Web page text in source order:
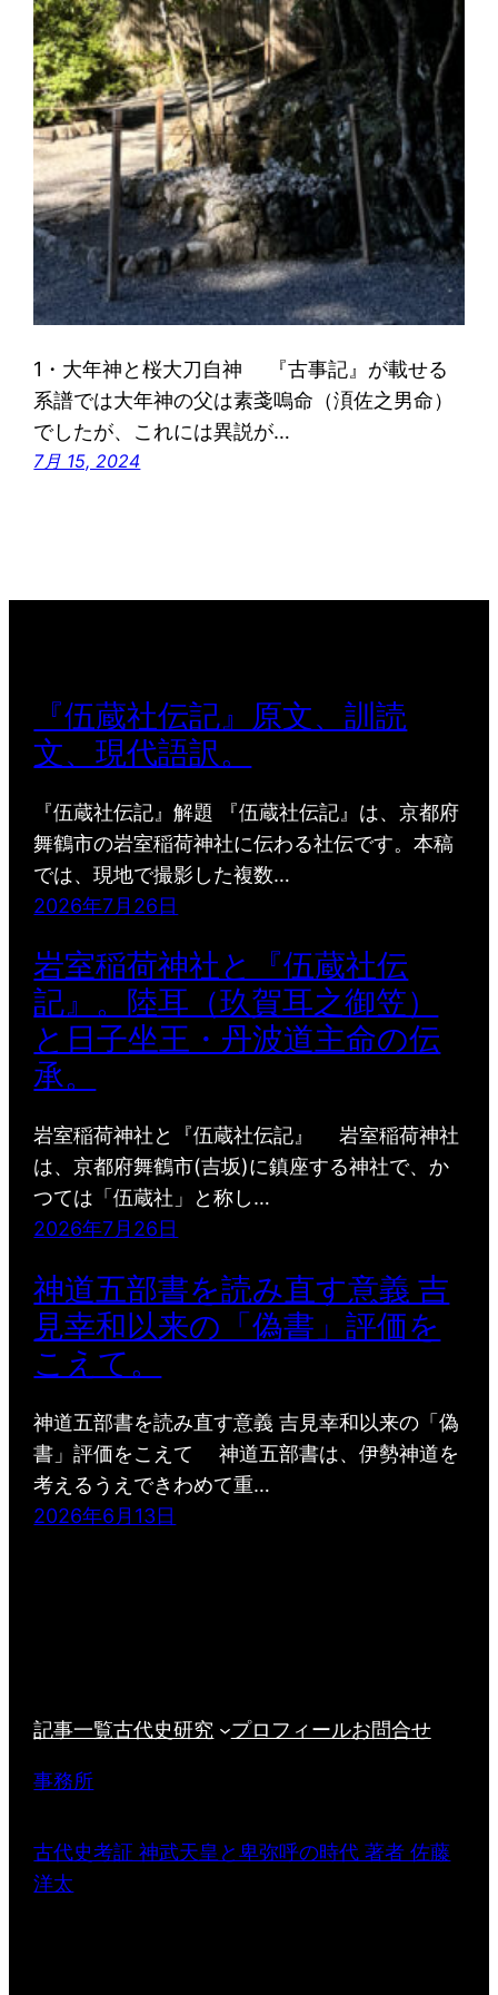
1・大年神と桜大刀自神 『古事記』が載せる
系譜では大年神の父は素戔嗚命（湏佐之男命）
でしたが、これには異説が…
7月 15, 2024
『伍蔵社伝記』原文、訓読
文、現代語訳。
『伍蔵社伝記』解題 『伍蔵社伝記』は、京都府
舞鶴市の岩室稲荷神社に伝わる社伝です。本稿
では、現地で撮影した複数…
2026年7月26日
岩室稲荷神社と『伍蔵社伝
記』。陸耳（玖賀耳之御笠）
と日子坐王・丹波道主命の伝
承。
岩室稲荷神社と『伍蔵社伝記』 岩室稲荷神社
は、京都府舞鶴市(吉坂)に鎮座する神社で、か
つては「伍蔵社」と称し…
2026年7月26日
神道五部書を読み直す意義 吉
見幸和以来の「偽書」評価を
こえて。
神道五部書を読み直す意義 吉見幸和以来の「偽
書」評価をこえて 神道五部書は、伊勢神道を
考えるうえできわめて重…
2026年6月13日
記事一覧古代史研究 プロフィールお問合せ
事務所
古代史考証 神武天皇と卑弥呼の時代 著者 佐藤
洋太